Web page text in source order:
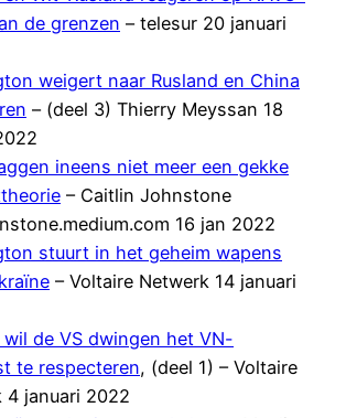
de grenzen – telesur 20 januari
weigert naar Rusland en China
– (deel 3) Thierry Meyssan 18
ineens niet meer een gekke
– Caitlin Johnstone
16 jan 2022
stuurt in het geheim wapens
– Voltaire Netwerk 14 januari
wil de VS dwingen het VN-
te respecteren, (deel 1) – Voltaire
4 januari 2022